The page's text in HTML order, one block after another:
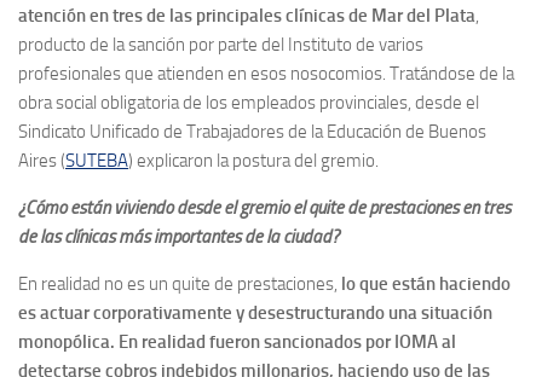
atención en tres de las principales clínicas de Mar del Plata,
producto de la sanción por parte del Instituto de varios
profesionales que atienden en esos nosocomios. Tratándose de la
obra social obligatoria de los empleados provinciales, desde el
Sindicato Unificado de Trabajadores de la Educación de Buenos
Aires (SUTEBA) explicaron la postura del gremio.
¿Cómo están viviendo desde el gremio el quite de prestaciones en tres
de las clínicas más importantes de la ciudad?
En realidad no es un quite de prestaciones, lo que están haciendo
es actuar corporativamente y desestructurando una situación
monopólica. En realidad fueron sancionados porIOMA al
detectarse cobros indebidos millonarios, haciendo uso de las